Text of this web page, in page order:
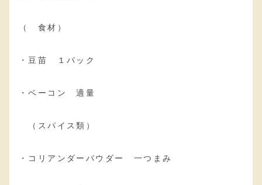
（ 食材）
・豆苗 １パック
・ベーコン 適量
（スパイス類）
・コリアンダーパウダー 一つまみ